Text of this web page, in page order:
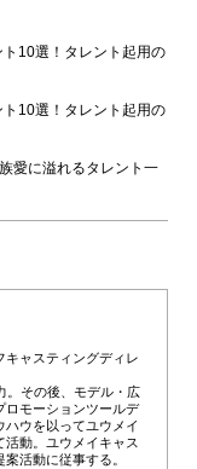
ト10選！タレント起用の
ト10選！タレント起用の
愛に溢れるタレント一
ャスティングディレ
。その後、モデル・広
ロモーションツールデ
ウを以ってユウメイ
活動。ユウメイキャス
活動に従事する。